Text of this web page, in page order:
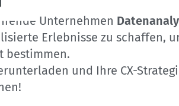
Unternehmen
Erlebnisse zu schaffen,
bestimmen.
und Ihre CX-